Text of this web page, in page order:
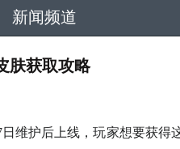
新闻频道
肤获取攻略
维护后上线，玩家想要获得